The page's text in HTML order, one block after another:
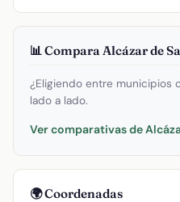
📊 Compara Alcázar de
¿Eligiendo entre municipios
lado a lado.
Ver comparativas de
🌍 Coordenadas